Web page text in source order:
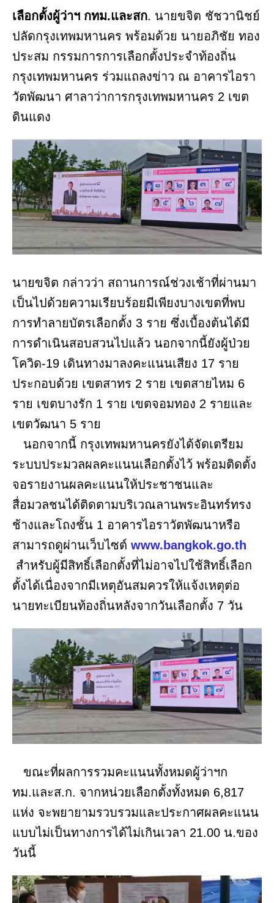
เลือกตั้งผู้ว่าฯ กทม.และสก. นายขจิต ชัชวานิชย์
ปลัดกรุงเทพมหานคร พร้อมด้วย นายอภิชัย ทอง
ประสม กรรมการการเลือกตั้งประจำท้องถิ่น
กรุงเทพมหานคร ร่วมแถลงข่าว ณ อาคารไอรา
วัตพัฒนา ศาลาว่าการกรุงเทพมหานคร 2 เขต
ดินแดง
นายขจิต กล่าวว่า สถานการณ์ช่วงเช้าที่ผ่านมา
เป็นไปด้วยความเรียบร้อยมีเพียงบางเขตที่พบ
การทำลายบัตรเลือกตั้ง 3 ราย ซึ่งเบื้องต้นได้มี
การดำเนินสอบสวนไปแล้ว นอกจากนี้ยังผู้ป่วย
โควิด-19 เดินทางมาลงคะแนนเสียง 17 ราย
ประกอบด้วย เขตสาทร 2 ราย เขตสายไหม 6
ราย เขตบางรัก 1 ราย เขตจอมทอง 2 รายและ
เขตวัฒนา 5 ราย
นอกจากนี้ กรุงเทพมหานครยังได้จัดเตรียม
ระบบประมวลผลคะแนนเลือกตั้งไว้ พร้อมติดตั้ง
จอรายงานผลคะแนนให้ประชาชนและ
สื่อมวลชนได้ติดตามบริเวณลานพระอินทร์ทรง
ช้างและโถงชั้น 1 อาคารไอราวัตพัฒนาหรือ
สามารถดูผ่านเว็บไซต์ www.bangkok.go.th
สำหรับผู้มีสิทธิ์เลือกตั้งที่ไม่อาจไปใช้สิทธิ์เลือก
ตั้งได้เนื่องจากมีเหตุอันสมควรให้แจ้งเหตุต่อ
นายทะเบียนท้องถิ่นหลังจากวันเลือกตั้ง 7 วัน
ขณะที่ผลการรวมคะแนนทั้งหมดผู้ว่าฯก
ทม.และส.ก. จากหน่วยเลือกตั้งทั้งหมด 6,817
แห่ง จะพยายามรวบรวมและประกาศผลคะแนน
แบบไม่เป็นทางการได้ไม่เกินเวลา 21.00 น.ของ
วันนี้